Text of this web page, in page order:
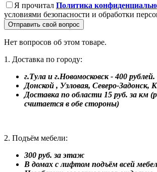
Я прочитал Политика
условиями безопасности и обработки
Отправить свой вопрос
Нет вопросов об этом товаре.
1. Доставка по городу:
г.Тула и г.Новомосковск - 400 рублей.
Донской , Узловая, Северо-Задонск,
Доставка по области 15 руб. за км
считается в обе стороны)
2. Подъём мебели:
300 руб. за этаж
В домах с лифтом подъём всей